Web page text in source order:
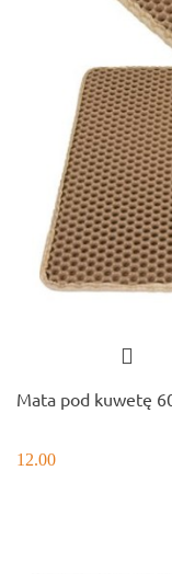
Mata pod kuwetę
12.00